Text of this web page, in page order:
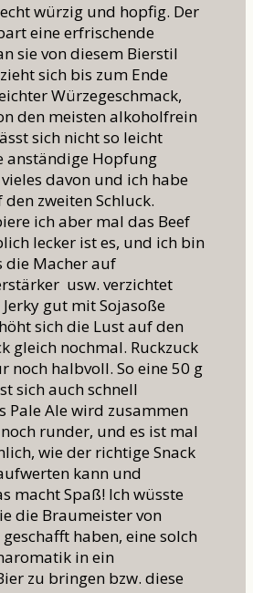
würzig und hopfig. Der
eine erfrischende
sie von diesem Bierstil
sich bis zum Ende
Würzegeschmack,
den meisten alkoholfrein
sich nicht so leicht
anständige Hopfung
davon und ich habe
zweiten Schluck.
ich aber mal das Beef
lecker ist es, und ich bin
die Macher auf
usw. verzichtet
gut mit Sojasoße
sich die Lust auf den
gleich nochmal. Ruckzuck
noch halbvoll. So eine 50 g
sich auch schnell
Pale Ale wird zusammen
runder, und es ist mal
wie der richtige Snack
kann und
macht Spaß! Ich wüsste
die Braumeister von
haben, eine solch
in ein
zu bringen bzw. diese